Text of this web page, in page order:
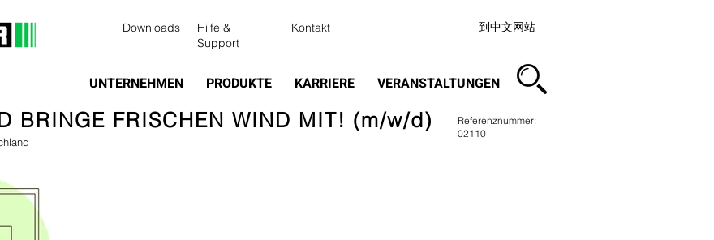
Downloads
Hilfe &
Support
Kontakt 到中文网站
UNTERNEHMEN PRODUKTE KARRIERE VERANSTALTUNGEN
BRINGE FRISCHEN WIND MIT! (m/w/d)
Referenznummer:
02110